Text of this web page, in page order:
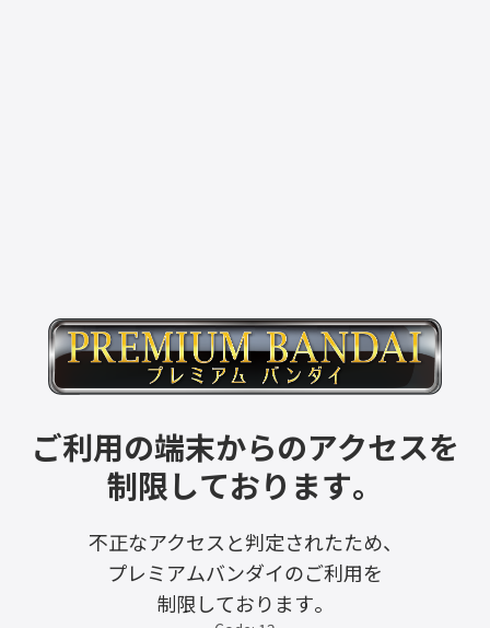
ご利用の端末からのアクセスを
制限しております。
不正なアクセスと判定されたため、
プレミアムバンダイのご利用を
制限しております。